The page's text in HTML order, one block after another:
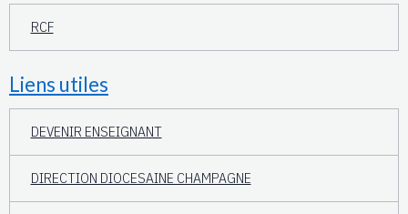
RCF
Liens utiles
DEVENIR ENSEIGNANT
DIRECTION DIOCESAINE CHAMPAGNE